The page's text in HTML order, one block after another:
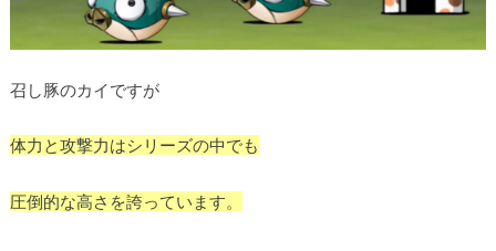
召し豚のカイですが
体力と攻撃力はシリーズの中でも
圧倒的な高さを誇っています。